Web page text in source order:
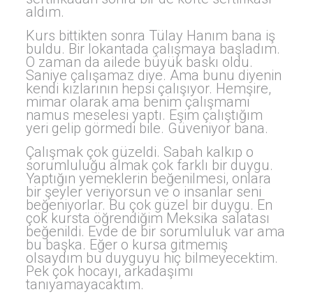
aldım.
Kurs bittikten sonra Tülay Hanım bana iş
buldu. Bir lokantada çalışmaya başladım.
O zaman da ailede büyük baskı oldu.
Saniye çalışamaz diye. Ama bunu diyenin
kendi kızlarının hepsi çalışıyor. Hemşire,
mimar olarak ama benim çalışmamı
namus meselesi yaptı. Eşim çalıştığım
yeri gelip görmedi bile. Güveniyor bana.
Çalışmak çok güzeldi. Sabah kalkıp o
sorumluluğu almak çok farklı bir duygu.
Yaptığın yemeklerin beğenilmesi, onlara
bir şeyler veriyorsun ve o insanlar seni
beğeniyorlar. Bu çok güzel bir duygu. En
çok kursta öğrendiğim Meksika salatası
beğenildi. Evde de bir sorumluluk var ama
bu başka. Eğer o kursa gitmemiş
olsaydım bu duyguyu hiç bilmeyecektim.
Pek çok hocayı, arkadaşımı
tanıyamayacaktım.